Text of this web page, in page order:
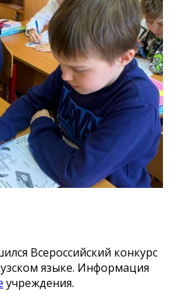
Всероссийский конкурс
языке. Информация
учреждения.